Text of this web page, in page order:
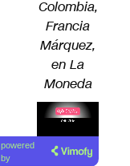
Colombia,
Francia
Márquez,
en La
Moneda
Lea el
artículo
powered
by